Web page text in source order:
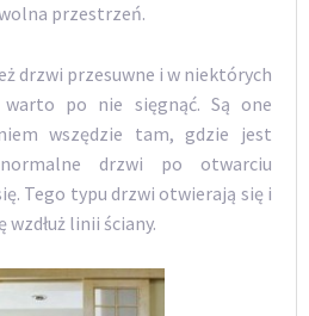
przestrzeń.
drzwi przesuwne i w niektórych
po nie sięgnąć. Są one
wszędzie tam, gdzie jest
drzwi po otwarciu
Tego typu drzwi otwierają się i
linii ściany.